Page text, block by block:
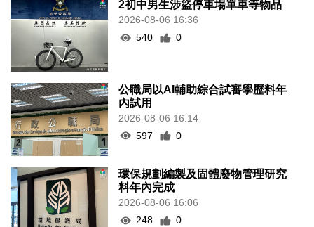
2初中男生涉盜停車場單車等物品
2026-08-06 16:36
540
0
公職局以AI輔助綜合試審學歷料年
內試用
2026-08-06 16:14
597
0
環保規劃編製及固體廢物管理研究
料年內完成
2026-08-06 16:06
248
0